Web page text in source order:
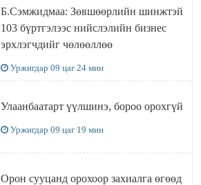
Б.Сэмжидмаа: Зөвшөөрлийн шинжтэй
103 бүртгэлээс нийслэлийн бизнес
эрхлэгчдийг чөлөөллөө
Уржигдар 09 цаг 24 мин
Улаанбаатарт үүлшинэ, бороо орохгүй
Уржигдар 09 цаг 19 мин
Орон сууцанд орохоор захиалга өгөөд